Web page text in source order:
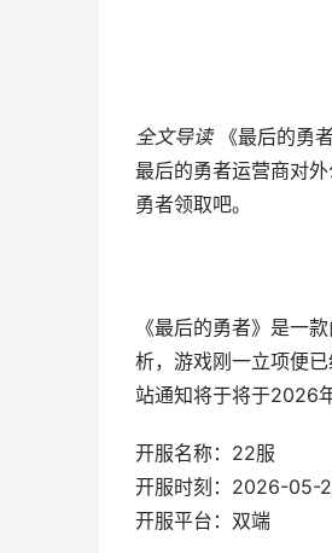
全文导读《最后的勇
最后的勇者运营商对
勇者领取吧。
《最后的勇者》是一
析，游戏刚一立项便
站通知将于将于2026
开服名称：22服
开服时刻：2026-05-
开服平台：双端